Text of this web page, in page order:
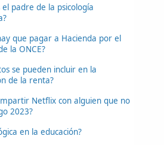
el padre de la psicología
que pagar a Hacienda por el
la ONCE?
se pueden incluir en la
de la renta?
Netflix con alguien que no
2023?
en la educación?